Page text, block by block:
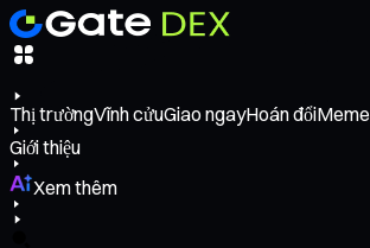
Thị trườngVĩnh cửuGiao ngayHoán đổiMeme
Giới thiệu
Xem thêm